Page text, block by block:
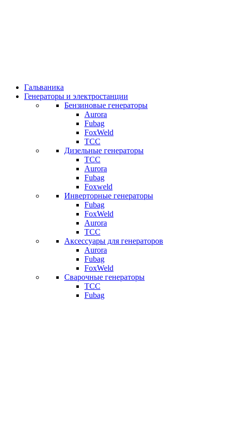
Гальваника
Генераторы и электростанции
Бензиновые генераторы
Aurora
Fubag
FoxWeld
ТСС
Дизельные генераторы
ТСС
Aurora
Fubag
Foxweld
Инверторные генераторы
Fubag
FoxWeld
Aurora
ТСС
Аксессуары для генераторов
Aurora
Fubag
FoxWeld
Сварочные генераторы
ТСС
Fubag